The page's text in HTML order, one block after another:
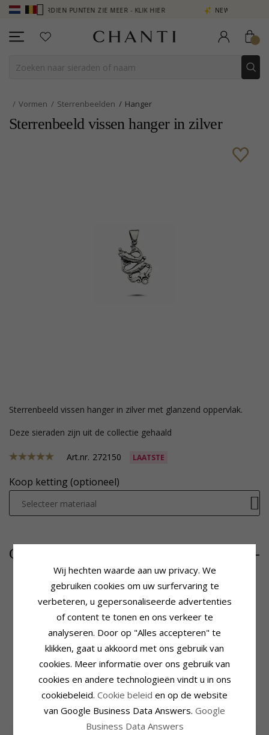
- VERDIEN PUNTEN ZIE MEER - KLIK HIER NEW COLLECTION | AURA
Vormen Sterrenbeelden Hanger
Sterrenbeeld vissen hanger in zilver
sterrenbeeld vissen hanger in zilver met glanzend oppervlak.
Deze sieraden zijn uit de collectie gehaald
Art.nr. 272150 LAATSTE
Koop ketting (optioneel)
Selecteer materiaal
CHANTI prijs 8,-
Sterrenbeeld Vissen
Hanger
Edelmetaal: Zilver
Glanzend
Lengte: 25,0 mm
Breedte: 16,1 mm
Levertijd
Levertijd:4-5 Weekdagen
MEEST POPULAIRE PRODUCTEN IN
CATEGORIE
Wij hechten waarde aan uw privacy. We
gebruiken cookies om uw surfervaring te
verbeteren, u gepersonaliseerde advertenties
of content te tonen en ons verkeer te
analyseren. Door op "Alles accepteren" te
klikken, gaat u akkoord met ons gebruik van
cookies. Meer informatie over ons gebruik van
cookies en andere technologieën vindt u in ons
cookiebeleid. Cookie beleid en op de website
van Google Business Data Answers. Google
Business Data Answers